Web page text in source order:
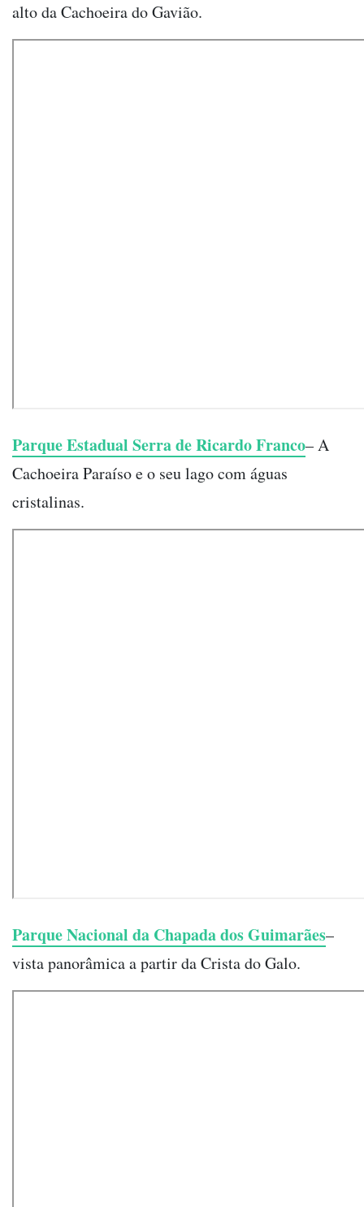
alto da Cachoeira do Gavião.
Parque Estadual Serra de Ricardo Franco– A
Cachoeira Paraíso e o seu lago com águas
cristalinas.
Parque Nacional da Chapada dos Guimarães–
vista panorâmica a partir da Crista do Galo.